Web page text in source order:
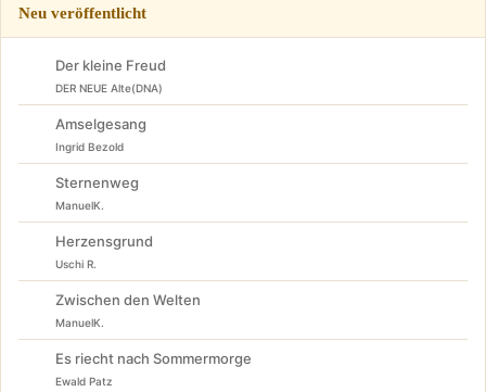
Neu veröffentlicht
Der kleine Freud
DER NEUE Alte(DNA)
Amselgesang
Ingrid Bezold
Sternenweg
ManuelK.
Herzensgrund
Uschi R.
Zwischen den Welten
ManuelK.
Es riecht nach Sommermorge
Ewald Patz